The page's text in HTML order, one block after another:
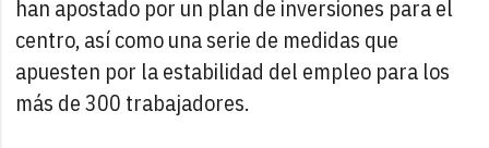
han apostado por un plan de inversiones para el
centro, así como una serie de medidas que
apuesten por la estabilidad del empleo para los
más de 300 trabajadores.